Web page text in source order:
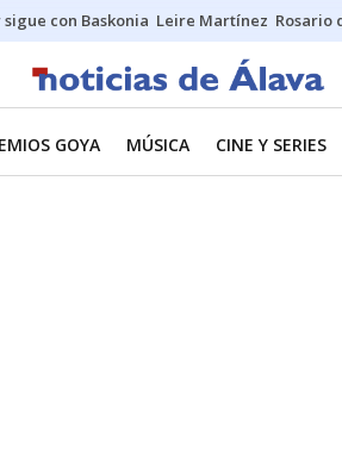
sigue con Baskonia Leire Martínez Rosario
GOYA MÚSICA CINE Y SERIES